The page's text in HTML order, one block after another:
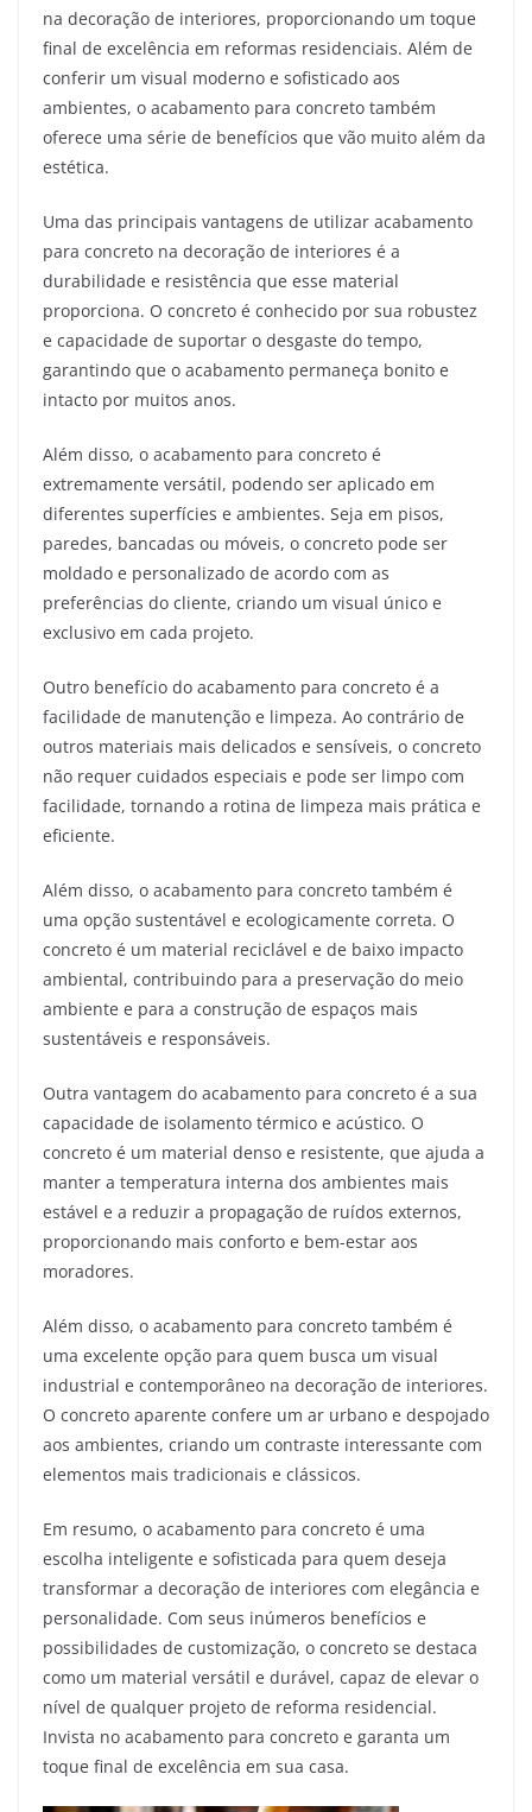
na decoração de interiores, proporcionando um toque
final de excelência em reformas residenciais. Além de
conferir um visual moderno e sofisticado aos
ambientes, o acabamento para concreto também
oferece uma série de benefícios que vão muito além da
estética.
Uma das principais vantagens de utilizar acabamento
para concreto na decoração de interiores é a
durabilidade e resistência que esse material
proporciona. O concreto é conhecido por sua robustez
e capacidade de suportar o desgaste do tempo,
garantindo que o acabamento permaneça bonito e
intacto por muitos anos.
Além disso, o acabamento para concreto é
extremamente versátil, podendo ser aplicado em
diferentes superfícies e ambientes. Seja em pisos,
paredes, bancadas ou móveis, o concreto pode ser
moldado e personalizado de acordo com as
preferências do cliente, criando um visual único e
exclusivo em cada projeto.
Outro benefício do acabamento para concreto é a
facilidade de manutenção e limpeza. Ao contrário de
outros materiais mais delicados e sensíveis, o concreto
não requer cuidados especiais e pode ser limpo com
facilidade, tornando a rotina de limpeza mais prática e
eficiente.
Além disso, o acabamento para concreto também é
uma opção sustentável e ecologicamente correta. O
concreto é um material reciclável e de baixo impacto
ambiental, contribuindo para a preservação do meio
ambiente e para a construção de espaços mais
sustentáveis e responsáveis.
Outra vantagem do acabamento para concreto é a sua
capacidade de isolamento térmico e acústico. O
concreto é um material denso e resistente, que ajuda a
manter a temperatura interna dos ambientes mais
estável e a reduzir a propagação de ruídos externos,
proporcionando mais conforto e bem-estar aos
moradores.
Além disso, o acabamento para concreto também é
uma excelente opção para quem busca um visual
industrial e contemporâneo na decoração de interiores.
O concreto aparente confere um ar urbano e despojado
aos ambientes, criando um contraste interessante com
elementos mais tradicionais e clássicos.
Em resumo, o acabamento para concreto é uma
escolha inteligente e sofisticada para quem deseja
transformar a decoração de interiores com elegância e
personalidade. Com seus inúmeros benefícios e
possibilidades de customização, o concreto se destaca
como um material versátil e durável, capaz de elevar o
nível de qualquer projeto de reforma residencial.
Invista no acabamento para concreto e garanta um
toque final de excelência em sua casa.